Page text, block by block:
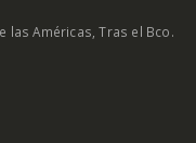
las Américas, Tras el Bco.